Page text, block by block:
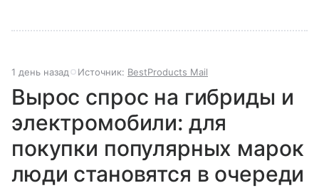
1 день назад Источник: BestProducts Mail
Вырос спрос на гибриды и
электромобили: для
покупки популярных марок
люди становятся в очереди